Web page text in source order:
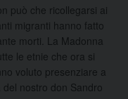
può che ricollegarsi ai
migranti hanno fatto
morti. La Madonna
le etnie che ora si
voluto presenziare a
nostro don Sandro